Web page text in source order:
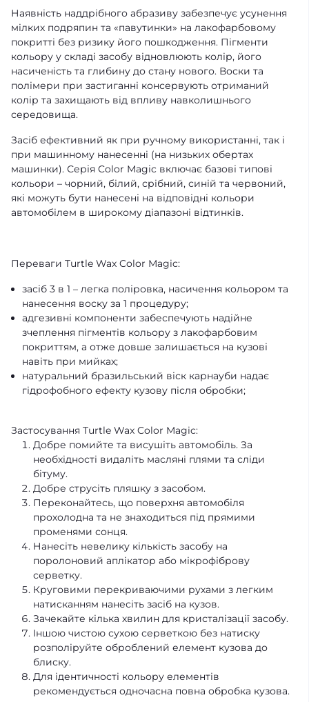
Наявність наддрібного абразиву забезпечує усунення
мілких подряпин та «павутинки» на лакофарбовому
покритті без ризику його пошкодження. Пігменти
кольору у складі засобу відновлюють колір, його
насиченість та глибину до стану нового. Воски та
полімери при застиганні консервують отриманий
колір та захищають від впливу навколишнього
середовища.
Засіб ефективний як при ручному використанні, так і
при машинному нанесенні (на низьких обертах
машинки). Серія Color Magic включає базові типові
кольори – чорний, білий, срібний, синій та червоний,
які можуть бути нанесені на відповідні кольори
автомобілем в широкому діапазоні відтинків.
Переваги Turtle Wax Color Magic:
засіб 3 в 1 – легка поліровка, насичення кольором та
нанесення воску за 1 процедуру;
адгезивні компоненти забеспечують надійне
зчеплення пігментів кольору з лакофарбовим
покриттям, а отже довше залишається на кузові
навіть при мийках;
натуральний бразильський віск карнауби надає
гідрофобного ефекту кузову після обробки;
Застосування Turtle Wax Color Magic:
Добре помийте та висушіть автомобіль. За
необхідності видаліть масляні плями та сліди
бітуму.
Добре струсіть пляшку з засобом.
Переконайтесь, що поверхня автомобіля
прохолодна та не знаходиться під прямими
променями сонця.
Нанесіть невелику кількість засобу на
поролоновий аплікатор або мікрофіброву
серветку.
Круговими перекриваючими рухами з легким
натисканням нанесіть засіб на кузов.
Зачекайте кілька хвилин для кристалізації засобу.
Іншою чистою сухою серветкою без натиску
розполіруйте оброблений елемент кузова до
блиску.
Для ідентичності кольору елементів
рекомендується одночасна повна обробка кузова.